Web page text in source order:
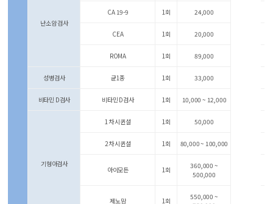
난소암 검사
CA 19-9 1회 24,000
CEA 1회 20,000
ROMA 1회 89,000
성병검사 균1종 1회 33,000
비타민 D검사 비타민 D검사 1회 10,000 ~ 12,000
기형아검사
1차 시퀸셜 1회 50,000
2차 시퀸셜 1회 80,000 ~ 100,000
아이모든 1회
360,000 ~
500,000
제노맘 1회
550,000 ~